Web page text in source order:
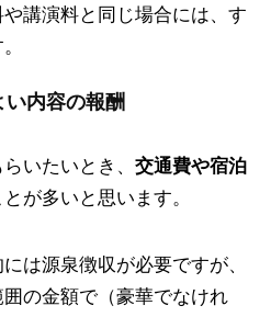
講演料と同じ場合には、す
内容の報酬
いたいとき、 交通費や宿泊
が多いと思います。
は源泉徴収が必要ですが、
の金額で（豪華でなけれ